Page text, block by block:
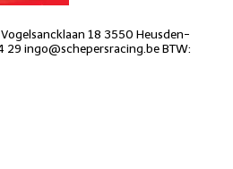
18 3550 Heusden-
29 ingo@schepersracing.beBTW: